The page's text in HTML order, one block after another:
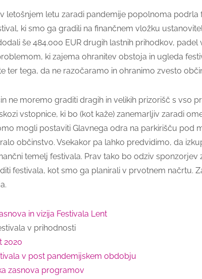
letošnjem letu zaradi pandemije popolnoma
ki smo ga gradili na finančnem vložku
še 484.000 EUR drugih lastnih prihodkov,
ki zajema ohranitev obstoja in ugleda
ter tega, da ne razočaramo in ohranimo zvesto
ne moremo graditi dragih in velikih prizorišč s vso
vstopnice, ki bo (kot kaže) zanemarljiv zaradi
mogli postaviti Glavnega odra na parkirišču pod
občinstvo. Vsekakor pa lahko predvidimo, da
temelj festivala. Prav tako bo odziv
festivala, kot smo ga planirali v prvotnem načrtu.
in vizija Festivala Lent
v prihodnosti
2020
v post pandemijskem obdobju
zasnova programov